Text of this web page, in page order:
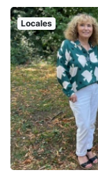
Locales